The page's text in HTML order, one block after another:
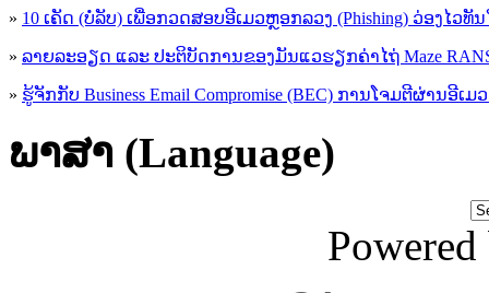
» 10 ເຄັດ (ບໍ່ລັບ) ເພື່ອກວດສອບອີເມວຫຼອກລວງ (Phishing) ວ່ອງໄວທັ
» ລາຍລະອຽດ ແລະ ປະຕິບັດການຂອງມັນແວຮຽກຄ່າໄຖ່ Maze
» ຮູ້​ຈັກກັບ​ Business Email Compromise (BEC) ການ​ໂຈມ​ຕີ​ຜ່ານ​ອີ​ເ
ພາສາ (Language)